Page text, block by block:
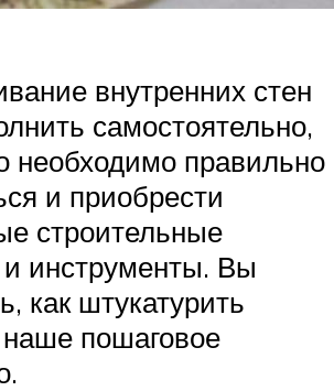
внутренних стен
самостоятельно,
необходимо правильно
и приобрести
строительные
инструменты. Вы
как штукатурить
пошаговое